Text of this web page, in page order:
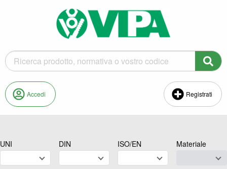
Accedi Registrati
UNI DIN ISO/EN Materiale